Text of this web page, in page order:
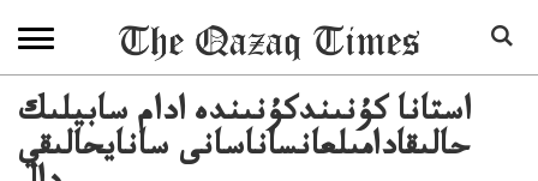
استانا كۇنىندكۇنىندە ادام سابيلىك
حالىقادامىلعانساناسانى سانايحالىقي